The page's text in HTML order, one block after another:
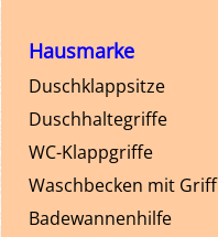
Hausmarke
Duschklappsitze
Duschhaltegriffe
WC-Klappgriffe
Waschbecken mit Griff
Badewannenhilfe